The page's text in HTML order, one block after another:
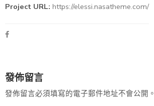
Project URL: https://elessi.nasatheme.com/
發佈留言
發佈留言必須填寫的電子郵件地址不會公開。